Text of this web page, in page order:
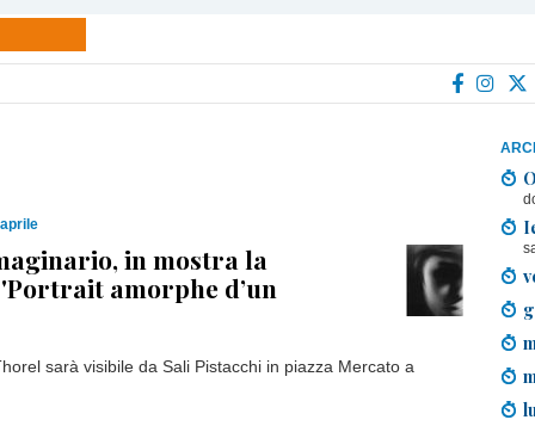
in mostra la
amorphe d’un
sarà visibile da Sali Pistacchi in piazza Mercato a